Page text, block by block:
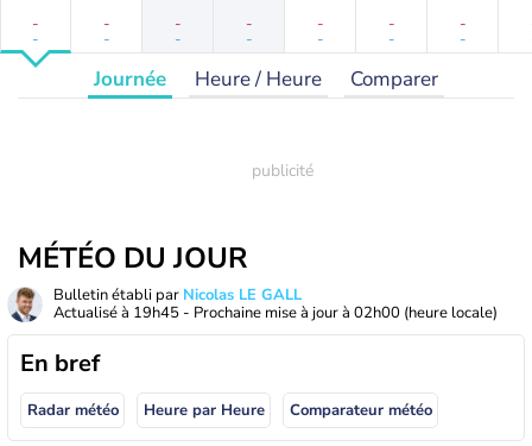
-
-
-
-
-
-
-
-
-
-
-
-
-
-
Journée Heure / Heure Comparer
MÉTÉO DU JOUR
Bulletin établi par Nicolas LE GALL
Actualisé à 19h45 - Prochaine mise à jour à 02h00 (heure locale)
En bref
Radar météo Heure par Heure Comparateur météo